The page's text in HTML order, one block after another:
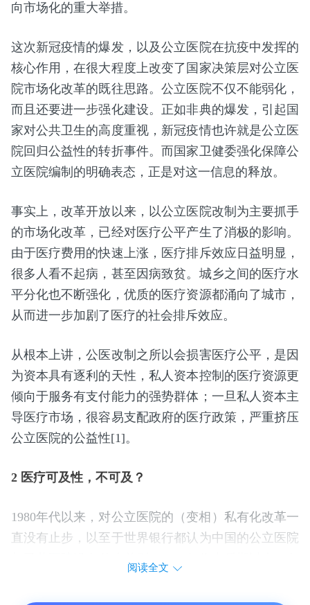
向市场化的重大举措。
这次新冠疫情的爆发，以及公立医院在抗疫中发挥的
核心作用，在很大程度上改变了国家决策层对公立医
院市场化改革的既往思路。公立医院不仅不能弱化，
而且还要进一步强化建设。正如非典的爆发，引起国
家对公共卫生的高度重视，新冠疫情也许就是公立医
院回归公益性的转折事件。而国家卫健委强化保障公
立医院编制的明确表态，正是对这一信息的释放。
事实上，改革开放以来，以公立医院改制为主要抓手
的市场化改革，已经对医疗公平产生了消极的影响。
由于医疗费用的快速上涨，医疗排斥效应日益明显，
很多人看不起病，甚至因病致贫。城乡之间的医疗水
平分化也不断强化，优质的医疗资源都涌向了城市，
从而进一步加剧了医疗的社会排斥效应。
从根本上讲，公医改制之所以会损害医疗公平，是因
为资本具有逐利的天性，私人资本控制的医疗资源更
倾向于服务有支付能力的强势群体；一旦私人资本主
导医疗市场，很容易支配政府的医疗政策，严重挤压
公立医院的公益性[1]。
2 医疗可及性，不可及？
1980年代以来，对公立医院的（变相）私有化改革一
直没有止步，以至于世界银行都认为中国的公立医院
与民营医院没有什么差别。1990年代中后期以来，各
其实的民营医院。这些改革对中国医疗的公平性产生
阅读全文